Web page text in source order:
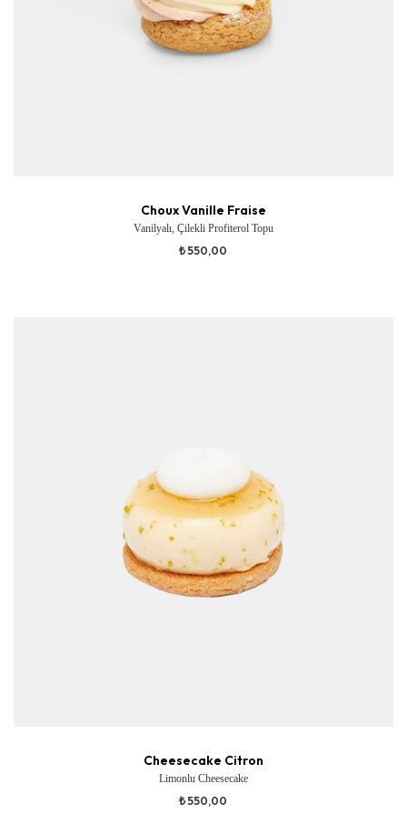
Choux Vanille Fraise
Vanilyalı, Çilekli Profiterol Topu
₺ 550,00
Cheesecake Citron
Limonlu Cheesecake
₺ 550,00